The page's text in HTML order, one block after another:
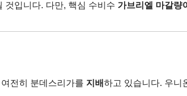
것입니다. 다만, 핵심 수비수 가브리엘 마갈량
전히 분데스리가를 지배하고 있습니다. 우니